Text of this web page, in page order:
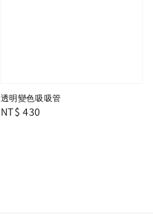
透明變色吸吸管
Regular
NT$ 430